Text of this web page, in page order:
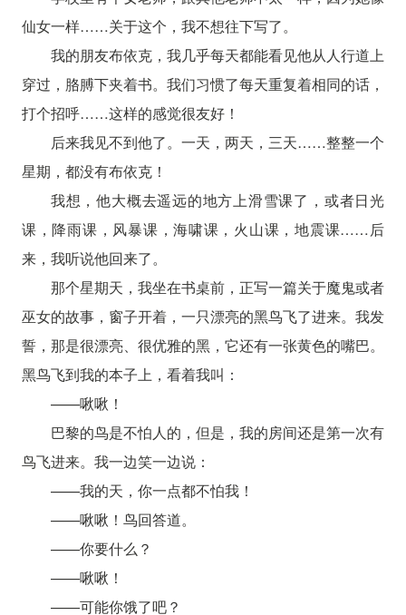
仙女一样……关于这个，我不想往下写了。
我的朋友布依克，我几乎每天都能看见他从人行道上
穿过，胳膊下夹着书。我们习惯了每天重复着相同的话，
打个招呼……这样的感觉很友好！
后来我见不到他了。一天，两天，三天……整整一个
星期，都没有布依克！
我想，他大概去遥远的地方上滑雪课了，或者日光
课，降雨课，风暴课，海啸课，火山课，地震课……后
来，我听说他回来了。
那个星期天，我坐在书桌前，正写一篇关于魔鬼或者
巫女的故事，窗子开着，一只漂亮的黑鸟飞了进来。我发
誓，那是很漂亮、很优雅的黑，它还有一张黄色的嘴巴。
黑鸟飞到我的本子上，看着我叫：
——啾啾！
巴黎的鸟是不怕人的，但是，我的房间还是第一次有
鸟飞进来。我一边笑一边说：
——我的天，你一点都不怕我！
——啾啾！鸟回答道。
——你要什么？
——啾啾！
——可能你饿了吧？